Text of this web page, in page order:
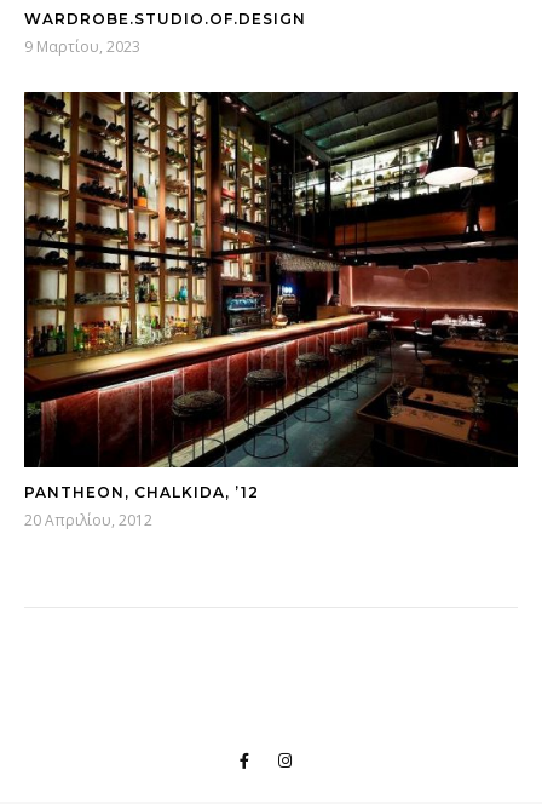
WARDROBE.STUDIO.OF.DESIGN
9 Μαρτίου, 2023
PANTHEON, CHALKIDA, ’12
20 Απριλίου, 2012